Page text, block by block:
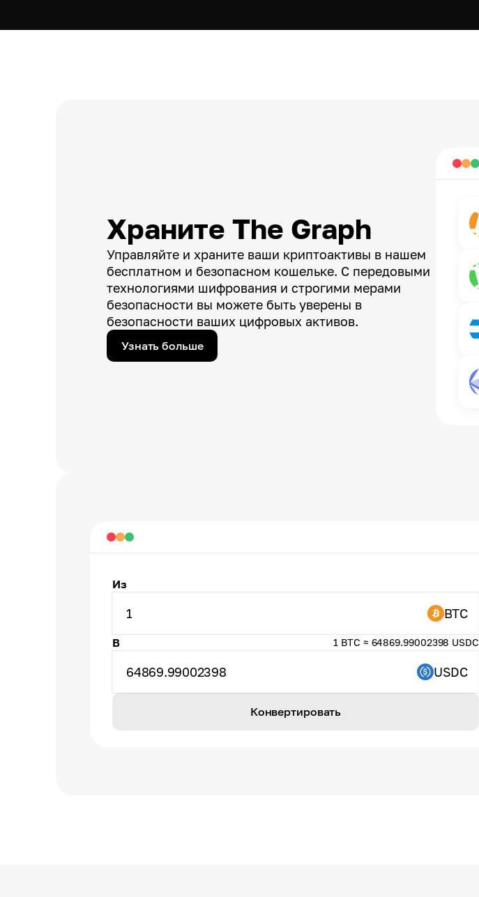
Храните The Graph
Управляйте и храните ваши криптоактивы в нашем
бесплатном и безопасном кошельке. С передовыми
технологиями шифрования и строгими мерами
безопасности вы можете быть уверены в
безопасности ваших цифровых активов.
Узнать больше
Из
1 BTC
В 1 BTC ≈ 64869.99002398 USDC
64869.99002398 USDC
Конвертировать